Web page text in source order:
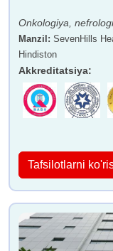
Onkologiya,
Manzil : SevenHills
Hindiston
Akkreditatsiya:
Tafsilotlarni